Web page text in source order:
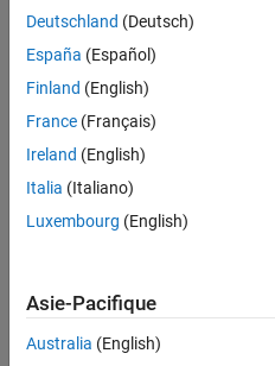
descriptions
poste
n’ont
pas
été
traduites.
Effectuez
lieu
pour
Deutschland (Deutsch)
España (Español)
Finland (English)
France (Français)
Ireland (English)
Italia (Italiano)
Luxembourg (English)
Asie-Pacifique
Australia (English)